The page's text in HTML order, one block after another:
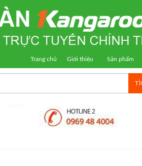
Trang chủ Giới thiệu Sản phẩm